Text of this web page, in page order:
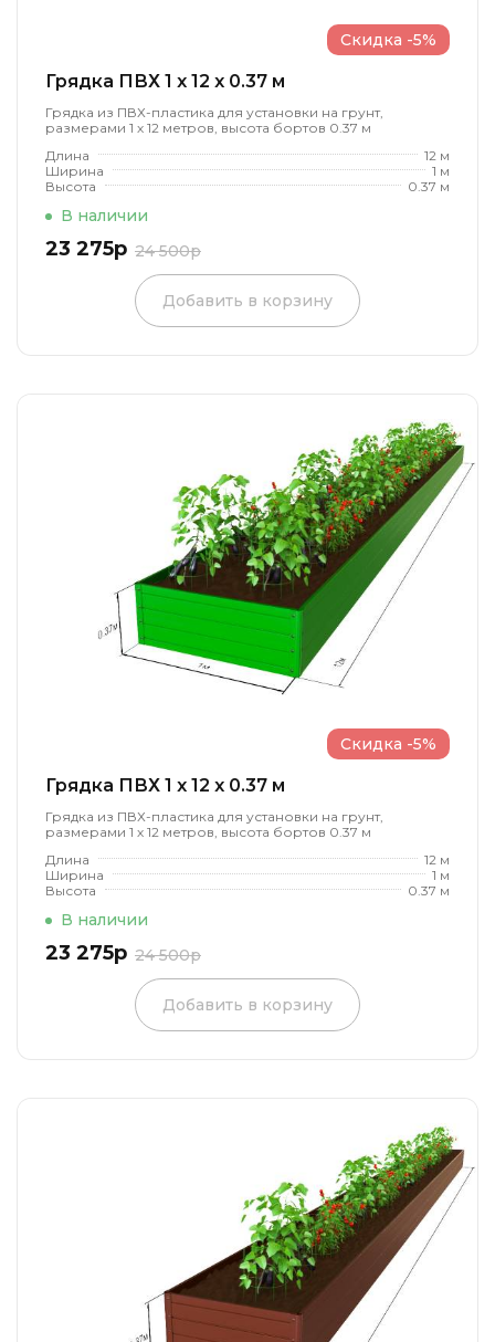
Грядка ПВХ 1 x 12 x 0.37 м
Грядка из ПВХ-пластика для установки на грунт,
размерами 1 х 12 метров, высота бортов 0.37 м
Длина
12 м
Ширина
1 м
Высота
0.37 м
В наличии
23 275р 24 500р
Скидка -5%
Добавить в корзину
Грядка ПВХ 1 x 12 x 0.37 м
Грядка из ПВХ-пластика для установки на грунт,
размерами 1 х 12 метров, высота бортов 0.37 м
Длина
12 м
Ширина
1 м
Высота
0.37 м
В наличии
23 275р 24 500р
Скидка -5%
Добавить в корзину